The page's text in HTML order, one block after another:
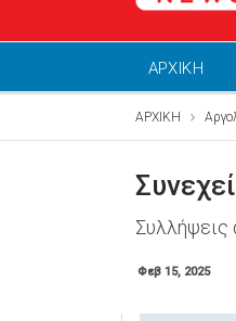
ΑΡΧΙΚΗ
ΑΡΧΙΚΗ
Συλλήψεις
Φεβ 15, 2025